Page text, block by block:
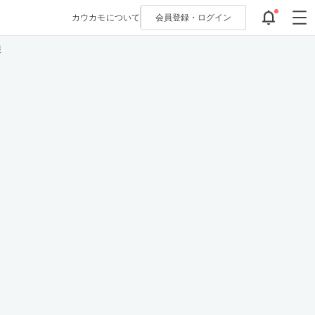
カウカモについて 会員登録・ ログイン